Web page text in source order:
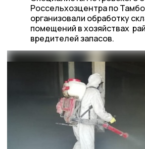
Россельхозцентра по
организовали обработку
помещений в хозяйствах
вредителей запасов.